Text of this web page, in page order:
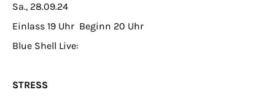
Sa., 28.09.24
Einlass 19 Uhr Beginn 20 Uhr
Blue Shell Live:
STRESS